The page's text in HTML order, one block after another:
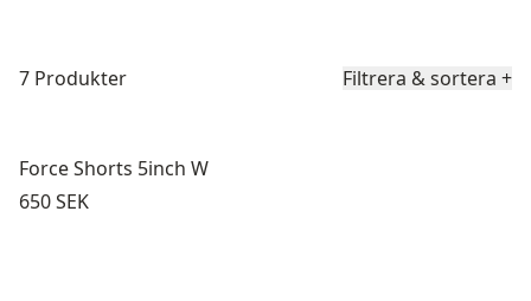
7 Produkter Filtrera & sortera +
Force Shorts 5inch W
Pris:
650 SEK